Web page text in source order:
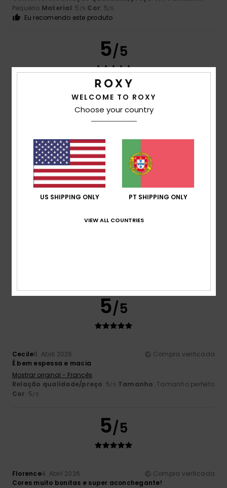
Pequeno Material: 5 /5 Cor: 5/5
Eu recomendo este produto
5/5
19. Abril 2026
Compra verificada
estilo cores tamanho grande material +++
Eu recomendo este produto
5
5/5
Cecile8. Abril 2026
Compra verificada
É bem espessa e macia
Mostrar original - Francês
Relação qualidade/preço: 5/5 Tamanho: Tamanho perfeito
Cor: 5/5
5/5
Florence4. Abril 2026
Compra verificada
Cores muito bonitas e super aconchegante!
WELCOME TO ROXY
Choose your country
US SHIPPING ONLY PT SHIPPING ONLY
VIEW ALL COUNTRIES